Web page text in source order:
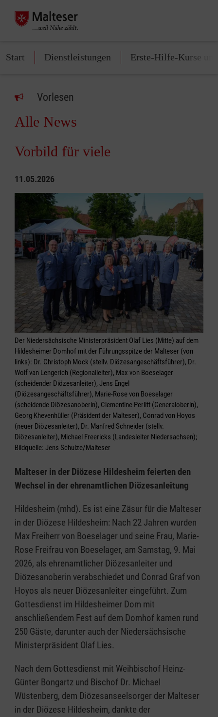
Start Dienstleistungen Erste-Hilfe-Kurse
Vorlesen
Alle News
Vorbild für viele
11.05.2026
Der Niedersächsische Ministerpräsident Olaf Lies (Mitte) auf dem
Hildesheimer Domhof mit der Führungsspitze der Malteser (von
links): Dr. Christoph Mock (stellv. Diözesangeschäftsführer), Dr.
Wolf van Lengerich (Regionalleiter), Max von Boeselager
(scheidender Diözesanleiter), Jens Engel
(Diözesangeschäftsführer), Marie-Rose von Boeselager
(scheidende Diözesanoberin), Clementine Perlitt (Generaloberin),
Georg Khevenhüller (Präsident der Malteser), Conrad von Hoyos
(neuer Diözesanleiter), Dr. Manfred Schneider (stellv.
Diözesanleiter), Michael Freericks (Landesleiter Niedersachsen);
Bildquelle: Jens Schulze/Malteser
Malteser in der Diözese Hildesheim feierten den
Wechsel in der ehrenamtlichen Diözesanleitung
Hildesheim (mhd). Es ist eine Zäsur für die Malteser
in der Diözese Hildesheim: Nach 22 Jahren wurden
Max Freiherr von Boeselager und seine Frau, Marie-
Rose Freifrau von Boeselager, am Samstag, 9. Mai
2026, als ehrenamtlicher Diözesanleiter und
Diözesanoberin verabschiedet und Conrad Graf von
Hoyos als neuer Diözesanleiter eingeführt. Zum
Gottesdienst im Hildesheimer Dom mit
anschließendem Fest auf dem Domhof kamen rund
250 Gäste, darunter auch der Niedersächsische
Ministerpräsident Olaf Lies.
Nach dem Gottesdienst mit Weihbischof Heinz-
Günter Bongartz und Bischof Dr. Michael
Wüstenberg, dem Diözesanseelsorger der Malteser
in der Diözese Hildesheim, dankte der